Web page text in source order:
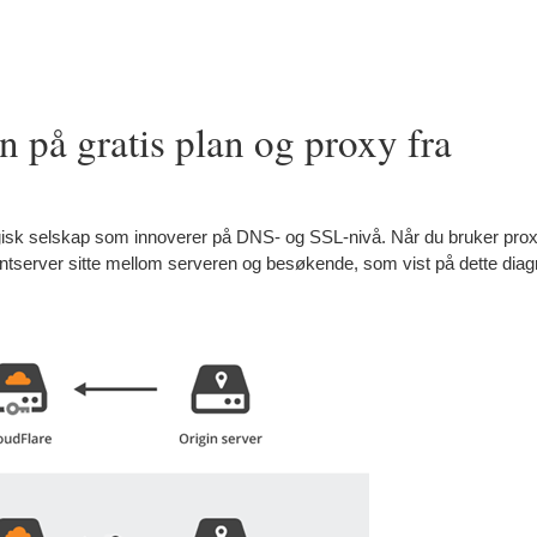
på gratis plan og proxy fra
selskap som innoverer på DNS- og SSL-nivå. Når du bruker
sitte mellom serveren og besøkende, som vist på dette